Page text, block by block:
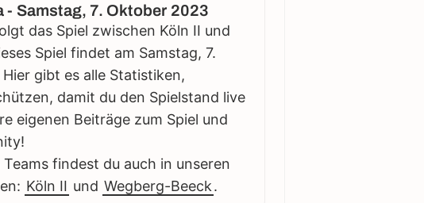
Samstag, 7. Oktober 2023
das Spiel zwischen Köln II und
Spiel findet am Samstag, 7.
gibt es alle Statistiken,
damit du den Spielstand live
eigenen Beiträge zum Spiel und
findest du auch in unseren
Köln II und Wegberg-Beeck.